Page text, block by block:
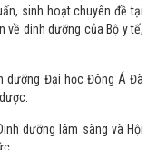
đạo tuyến:
sinh hoạt chuyên đề tại
về dinh dưỡng của Bộ y tế,
dưỡng Đại học Đông Á Đà